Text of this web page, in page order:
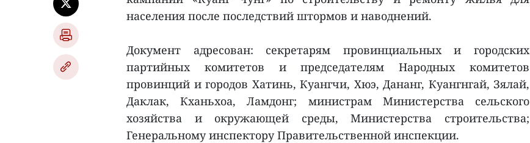
населения после последствий штормов и наводнений.
Документ адресован: секретарям провинциальных и городских
партийных комитетов и председателям Народных комитетов
провинций и городов Хатинь, Куангчи, Хюэ, Дананг, Куангнгай, Зялай,
Даклак, Кханьхоа, Ламдонг; министрам Министерства сельского
хозяйства и окружающей среды, Министерства строительства;
Генеральному инспектору Правительственной инспекции.